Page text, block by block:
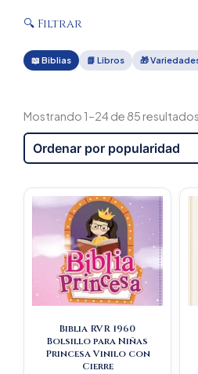
🔍 Filtrar
📖 Biblias 📗 Libros 🎁
Mostrando 1–24 de 85 resultados
Biblia RVR 1960
Bolsillo para Niñas
Princesa Vinilo con
Cierre